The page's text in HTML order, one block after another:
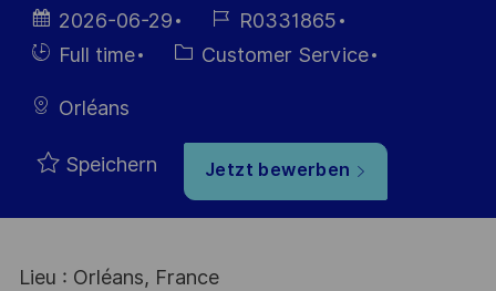
Datum der
Veröffentlichung
2026-06-29
Job-
ID
R0331865
Einstellunngstyp
Full time Kategorie
Customer Service
Orléans
Speichern Jetzt bewerben
Lieu : Orléans, France